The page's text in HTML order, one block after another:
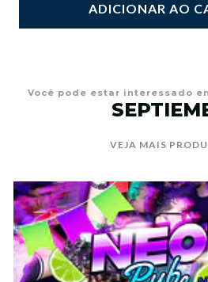
ADICIONAR AO
Você pode estar interessado
VEJA MAIS